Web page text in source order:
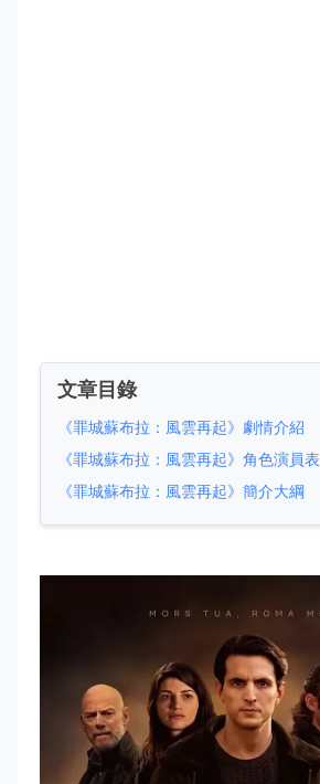
文章目錄
《罪城蘇布拉：風雲再起》劇情介紹
《罪城蘇布拉：風雲再起》角色演員表
《罪城蘇布拉：風雲再起》簡介大綱